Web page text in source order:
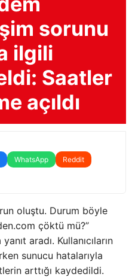
sorunu
ilgili
Saatler
açıldı
WhatsApp
Reddit
oluştu. Durum böyle
çöktü mü?”
aradı. Kullanıcıların
sunucu hatalarıyla
arttığı kaydedildi.